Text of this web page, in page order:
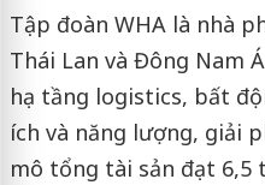
Tập đoàn WHA là nhà
Thái Lan và Đông Nam
hạ tầng logistics, bất
ích và năng lượng, giải
mô tổng tài sản đạt 6,5